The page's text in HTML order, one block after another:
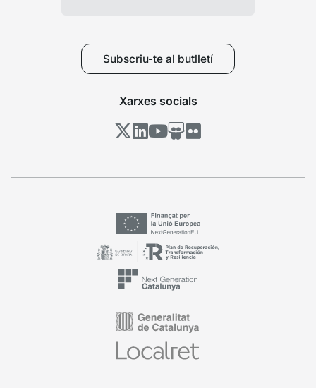
Subscriu-te al butlletí
Xarxes socials